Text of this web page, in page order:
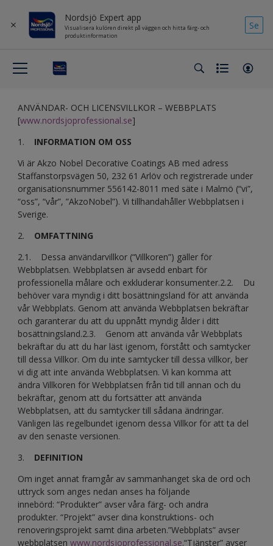
Nordsjö Expert app
Visualisera kulören direkt på väggen och hitta färg- och
produktinformation
Se
ANVÄNDAR- OCH LICENSVILLKOR – WEBBPLATS
[www.nordsjoprofessional.se]
1.
INFORMATION OM OSS
Vi är Akzo Nobel Decorative Coatings AB med adress
Staffanstorpsvägen 50, 232 61 Arlöv och registrerade under
organisationsnummer 556142-8011 med säte i Malmö (“vi”,
“oss”, “vår”, ”AkzoNobel”). Vi tillhandahåller Webbplatsen i
Sverige.
2. OMFATTNING
2.1. Dessa användarvillkor (“Villkoren”) gäller för
Webbplatsen. Webbplatsen är avsedd enbart för
professionella målare och exkluderar konsumenter.2.2. Du
behöver vara myndig i ditt bosättningsland för att använda
vår Webbplats. Genom att använda Webbplatsen bekräftar
och garanterar du att du uppnått myndig ålder i ditt
bosättningsland.2.3. Genom att använda vår Webbplats
bekräftar du att du har läst igenom, förstått och samtycker
till dessa Villkor. Om du inte samtycker till dessa villkor, ber
vi dig att inte använda Webbplatsen. Vi kan komma att
ändra Villkoren för Webbplatsen från tid till annan och du
bekräftar, genom att du fortsätter att använda
Webbplatsen, att du samtycker till sådana ändringar.
Vänligen läs regelbundet igenom dessa Villkor för att ta del
av den senaste versionen.
3. DEFINITION
Om inget annat framgår av sammanhanget ska de ord och
uttryck som anges nedan anses ha följande
innebörd: “Produkter” avser våra färg- och andra
produkter. “Projekt” avser dina konstruktions- och
renoveringsprojekt samt dina arbeten.”Webbplats” avser
webbplatsen www.nordsjoprofessional.se.“Tjänster” avser